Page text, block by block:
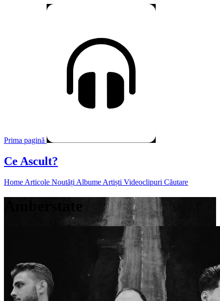
Prima pagină
Ce Ascult?
Home Articole Noutăți Albume Artiști Videoclipuri Căutare